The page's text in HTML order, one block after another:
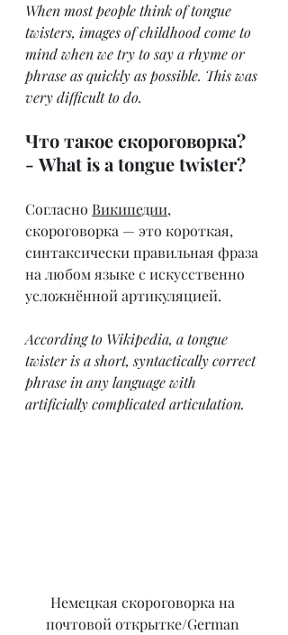
When most people think of tongue
twisters, images of childhood come to
mind when we try to say a rhyme or
phrase as quickly as possible. This was
very difficult to do.
Что такое скороговорка?
- What is a tongue twister?
Согласно Википедии,
скороговорка — это короткая,
синтаксически правильная фраза
на любом языке с искусственно
усложнённой артикуляцией.
According to Wikipedia, a tongue
twister is a short, syntactically correct
phrase in any language with
artificially complicated articulation.
Немецкая скороговорка на
почтовой открытке/German